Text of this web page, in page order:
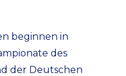
beginnen in
des
der Deutschen